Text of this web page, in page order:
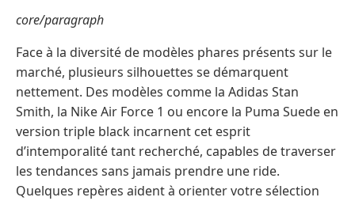
core/paragraph
Face à la diversité de modèles phares présents sur le
marché, plusieurs silhouettes se démarquent
nettement. Des modèles comme la Adidas Stan
Smith, la Nike Air Force 1 ou encore la Puma Suede en
version triple black incarnent cet esprit
d’intemporalité tant recherché, capables de traverser
les tendances sans jamais prendre une ride.
Quelques repères aident à orienter votre sélection